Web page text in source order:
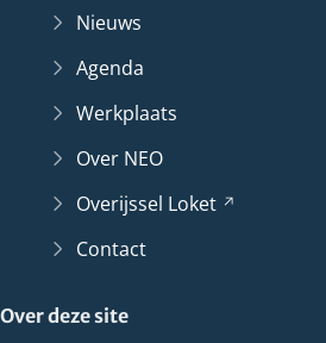
Nieuws
Agenda
Werkplaats
Over NEO
Overijssel Loket
Contact
Over deze site